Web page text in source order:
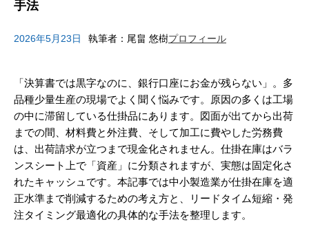
手法
2026年5月23日 執筆者：尾畠 悠樹プロフィール
「決算書では黒字なのに、銀行口座にお金が残らない」。多
品種少量生産の現場でよく聞く悩みです。原因の多くは工場
の中に滞留している仕掛品にあります。図面が出てから出荷
までの間、材料費と外注費、そして加工に費やした労務費
は、出荷請求が立つまで現金化されません。仕掛在庫はバラ
ンスシート上で「資産」に分類されますが、実態は固定化さ
れたキャッシュです。本記事では中小製造業が仕掛在庫を適
正水準まで削減するための考え方と、リードタイム短縮・発
注タイミング最適化の具体的な手法を整理します。